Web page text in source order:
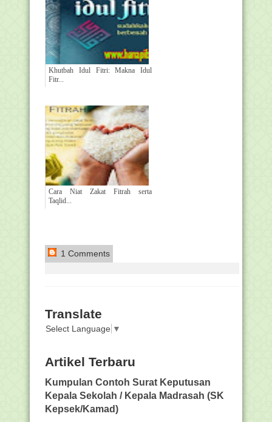
Khutbah Idul Fitri: Makna Idul
Fitr...
Cara Niat Zakat Fitrah serta
Taqlid...
1 Comments
Translate
Select Language ▼
Artikel Terbaru
Kumpulan Contoh Surat Keputusan
Kepala Sekolah / Kepala Madrasah (SK
Kepsek/Kamad)